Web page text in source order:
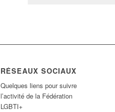
RÉSEAUX SOCIAUX
Quelques liens pour suivre
l’activité de la Fédération
LGBTI+